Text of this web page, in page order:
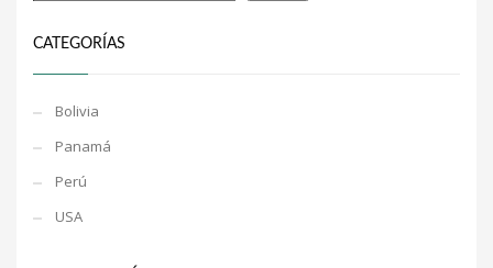
CATEGORÍAS
Bolivia
Panamá
Perú
USA